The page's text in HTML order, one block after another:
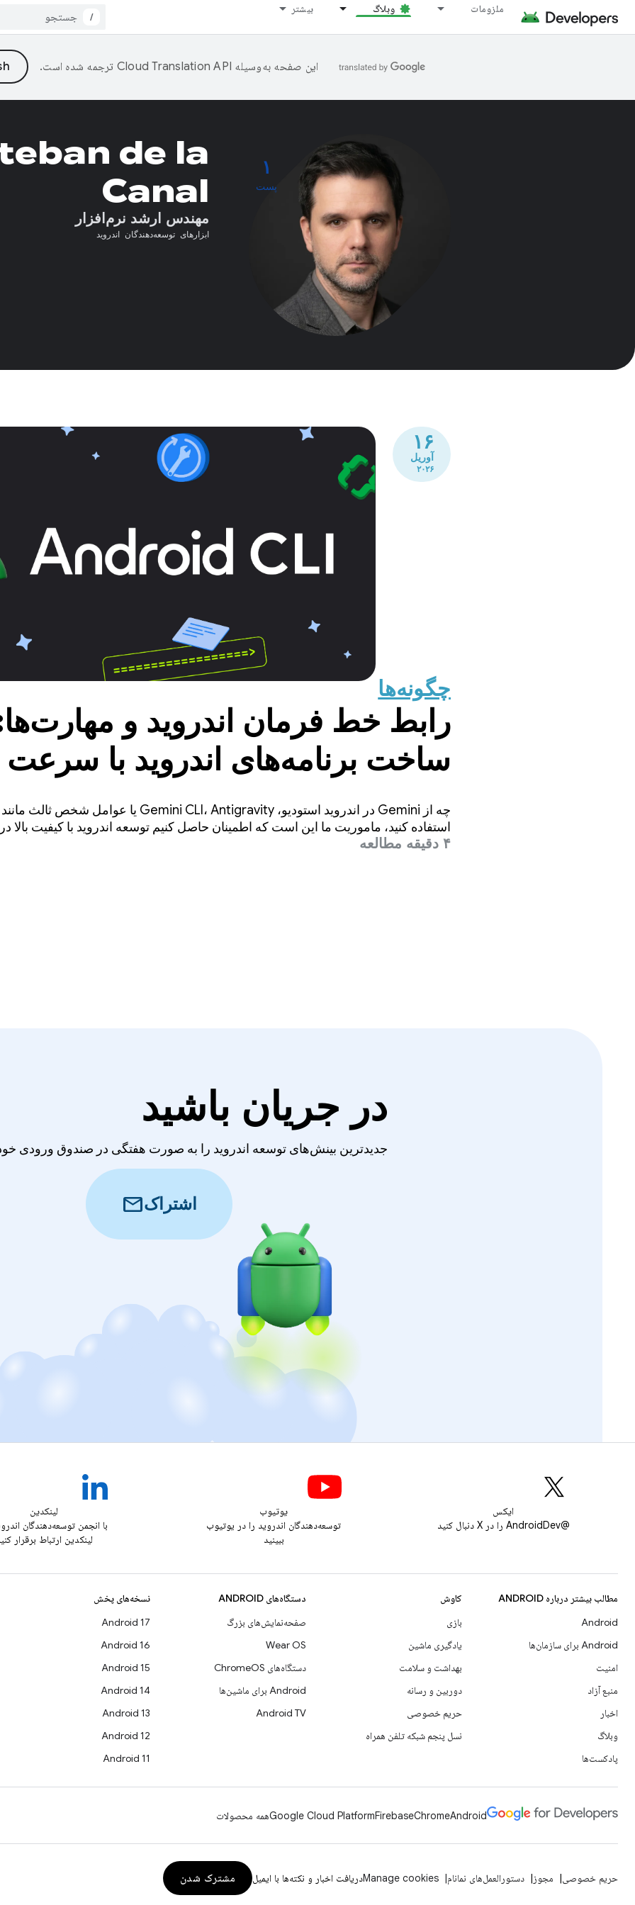
ملزومات وبلاگ بیشتر
/
این صفحه به‌وسیله ترجمه شده است.
۱
پست
de la
Canal
مهندس ارشد نرم‌افزار
ابزارهای توسعه‌دهندگان اندروید
۱۶
آوریل
۲۰۲۶
چگونه‌ها
رابط خط فرمان اندروید و
برابر با استفاده از هر عاملی
استفاده کنید، ماموریت ما این است که اطمینان حاصل کنیم توسعه اندروید با کیفیت بالا
۴ دقیقه مطالعه
در جریان باشید
جدیدترین بینش‌های توسعه اندروید را به صورت هفتگی در صندوق ورودی
اشتراکmail
ایکس
@AndroidDev را در X دنبال کنید
یوتیوب
توسعه‌دهندگان اندروید را در یوتیوب
ببینید
لینکدین
با انجمن توسعه‌دهندگان
لینکدین ارتباط برقرار
مطالب بیشتر درباره ANDROID
Android
Android برای سازمان‌ها
امنیت
منبع آزاد
اخبار
وبلاگ
پادکست‌ها
کاوش
بازی
یادگیری ماشین
بهداشت و سلامت
دوربین و رسانه
حریم خصوصی
نسل پنجم شبکه تلفن همراه
دستگاه‌های ANDROID
صفحه‌نمایش‌های بزرگ
Wear OS
دستگاه‌های ChromeOS
Android برای ماشین‌ها
Android TV
نسخه‌های پخش
Android 17
Android 16
Android 15
Android 14
Android 13
Android 12
Android 11
Android
Chrome
Firebase
Google Cloud Platformهمه محصولات
حریم خصوصی مجوز دستورالعمل‌های نمانام Manage cookiesدریافت اخبار و نکته‌ها با ایمیل مشترک شدن